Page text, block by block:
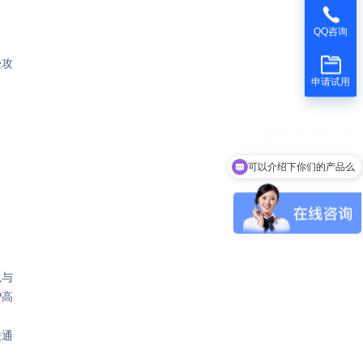
QQ咨询
申请试用
可以介绍下你们的产品么